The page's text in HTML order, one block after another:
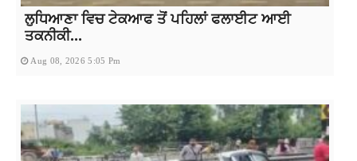
ਲੁਧਿਆਣਾ ਵਿਚ ਟੇਕਆਫ ਤੋਂ ਪਹਿਲਾਂ ਫਲਾਈਟ ਆਈ
ਤਕਨੀਕੀ...
Aug 08, 2026 5:05 Pm